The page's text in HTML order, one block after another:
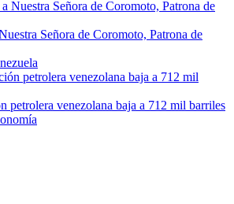
Señora de Coromoto, Patrona de
petrolera venezolana baja a 712 mil barriles